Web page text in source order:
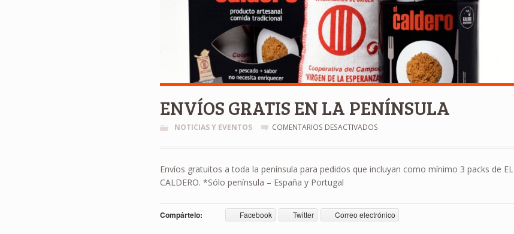
ENVÍOS GRATIS EN LA PENÍNSULA
NOTICIAS Y EVENTOS COMENTARIOS DESACTIVADOS
Envíos gratuitos a toda la península para pedidos que incluyan como mínimo 3 packs de EL
CALDERO. *Sólo península – España y Portugal
Compártelo: Facebook Twitter Correo electrónico